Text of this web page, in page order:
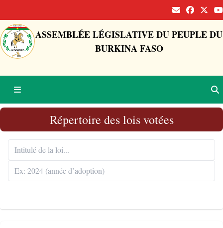
ASSEMBLÉE LÉGISLATIVE DU PEUPLE DU
BURKINA FASO
Répertoire des lois votées